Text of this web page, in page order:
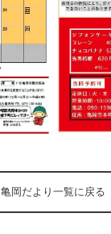
亀岡だより一覧に戻る